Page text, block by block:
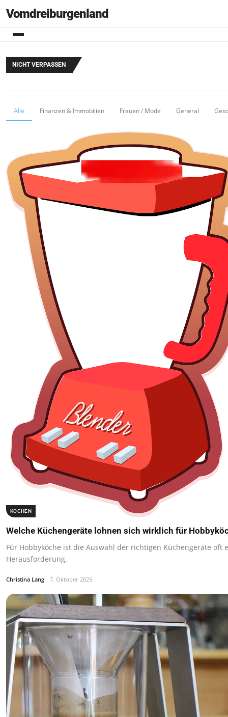
Vomdreiburgenland
NICHT VERPASSEN
Alle Finanzen & Immobilien Frauen / Mode General
KOCHEN
Welche Küchengeräte lohnen sich wirklich für
Für Hobbyköche ist die Auswahl der richtigen Küchengeräte oft
Herausforderung.
Christina Lang 7. Oktober 2025